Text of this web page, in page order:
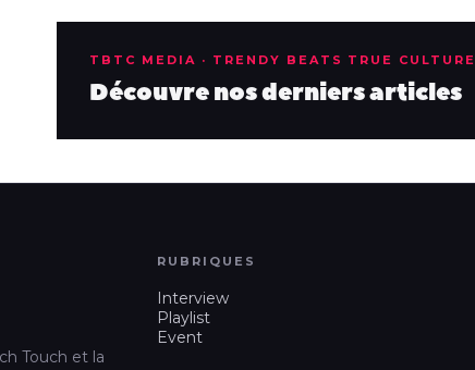
TBTC MEDIA · TRENDY BEATS TRUE CULTURE
Découvre nos derniers articles
Touch et la
RUBRIQUES
Interview
Playlist
Event